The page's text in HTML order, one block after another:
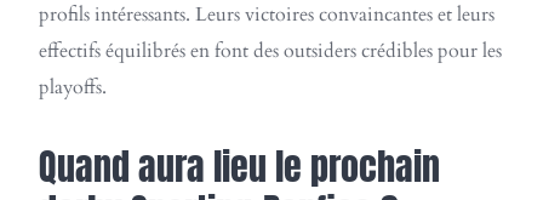
profils intéressants. Leurs victoires convaincantes et leurs
effectifs équilibrés en font des outsiders crédibles pour les
playoffs.
Quand aura lieu le prochain